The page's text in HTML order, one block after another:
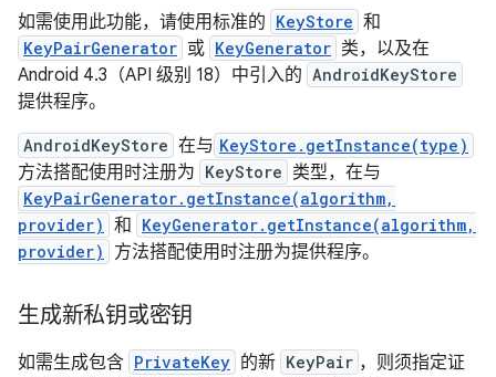
如需使用此功能，请使用标准的 KeyStore 和
KeyPairGenerator 或 KeyGenerator 类，以及在
Android 4.3（API 级别 18）中引入的 AndroidKeyStore
提供程序。
AndroidKeyStore 在与 KeyStore.getInstance(type)
方法搭配使用时注册为 KeyStore 类型，在与
KeyPairGenerator.getInstance(algorithm,
provider) 和
KeyGenerator.getInstance(algorithm,
provider)
方法搭配使用时注册为提供程序。
生成新私钥或密钥
如需生成包含 PrivateKey 的新 KeyPair ，则须指定证